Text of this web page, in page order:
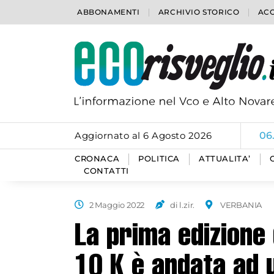
ABBONAMENTI ARCHIVIO STORICO
Aggiornato al 6 Agosto 2026
CRONACA POLITICA ATTUALITA’
CONTATTI
2 Maggio 2022 di l.zir. VERBANIA
La prima